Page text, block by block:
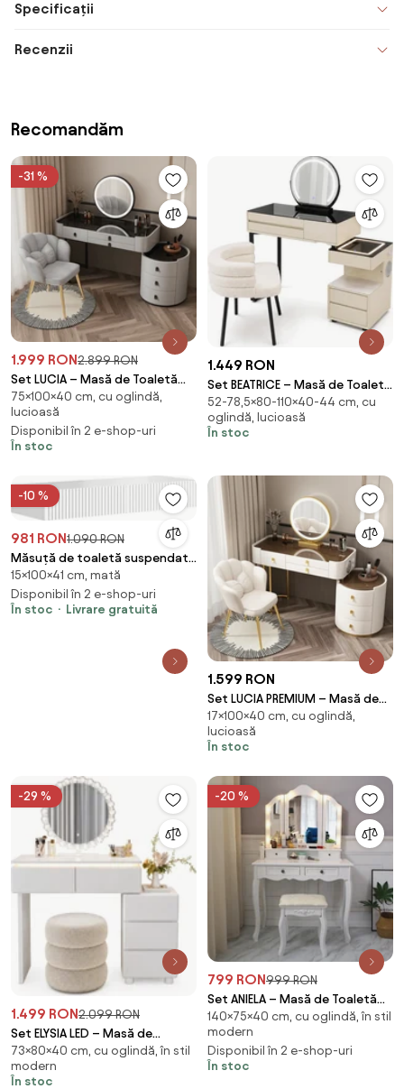
Specificații
Recenzii
Recomandăm
-31 %
1.999 RON2.899 RON
Set LUCIA – Masă de Toaletă
pentru Machiaj, Oglindă
Iluminată LED, Control Touch, 6
sertare, Comoda, Scaun, Gri
75×100×40 cm, cu oglindă,
lucioasă
Disponibil în 2 e-shop-uri
În stoc
1.449 RON
Set BEATRICE – Masă de Toaletă
pentru Machiaj, Incarcare
Wireless, Oglindă Iluminată LED,
Control Touch, 5 sertare,
Bluetooth, Scaun
52-78,5×80-110×40-44 cm, cu
oglindă, lucioasă
În stoc
-10 %
981 RON1.090 RON
Măsuță de toaletă suspendată
cu sertare Nicole 100 cm - alb
mat
15×100×41 cm, mată
Disponibil în 2 e-shop-uri
În stoc
Livrare gratuită
1.599 RON
Set LUCIA PREMIUM – Masă de
Toaletă pentru Machiaj,
Incarcare Wireless+USB+USB C,
Difuzor Bluetooth, Oglindă
trei tipuri culoare, 6 sertare,
Scaun, 100 cm
17×100×40 cm, cu oglindă,
lucioasă
În stoc
-29 %
1.499 RON2.099 RON
Set ELYSIA LED – Masă de
Toaletă pentru Machiaj, cu
Oglindă Iluminată LED, în trei
73×80×40 cm, cu oglindă, în stil
modern
În stoc
-20 %
799 RON999 RON
Set ANIELA – Masă de Toaletă
pentru Machiaj, 3 Oglinzi
Iluminate LED, Control Touch, 4
sertare, Scaun, Alb
140×75×40 cm, cu oglindă, în stil
modern
Disponibil în 2 e-shop-uri
În stoc